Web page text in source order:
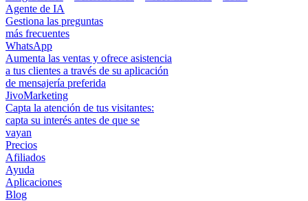
Agente de IA
Gestiona las preguntas
más frecuentes
WhatsApp
Aumenta las ventas y ofrece asistencia
a tus clientes a través de su aplicación
de mensajería preferida
JivoMarketing
Capta la atención de tus visitantes:
capta su interés antes de que se
vayan
Precios
Afiliados
Ayuda
Aplicaciones
Blog